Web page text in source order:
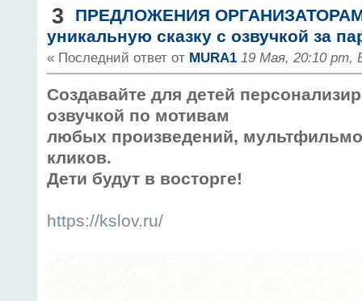
3
ПРЕДЛОЖЕНИЯ
уникальную сказку с озвучкой за
« Последний ответ от MURA1 19 Мая, 20:10 pm,
Создавайте для детей
озвучкой по мотивам
любых произведений,
кликов.
Дети будут в восторге!
https://kslov.ru/